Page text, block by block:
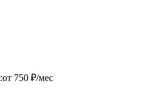
:от 750 ₽/мес